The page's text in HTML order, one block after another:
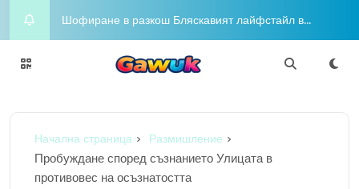
Приключенски алманах Вашият целогодишен
пътеводител за радостта и приключенията
Night on the Town Горещи концепции за облекло
гордост
Йога Блаженство Издигнете духа си с медитация
Шофиране в разкош Бляскавият лайфстайл в
Начална страница Размишление
Пробуждане според съзнанието Улицата в
противовес на осъзнатостта